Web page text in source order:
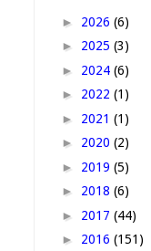
► 2026 (6)
► 2025 (3)
► 2024 (6)
► 2022 (1)
► 2021 (1)
► 2020 (2)
► 2019 (5)
► 2018 (6)
► 2017 (44)
► 2016 (151)